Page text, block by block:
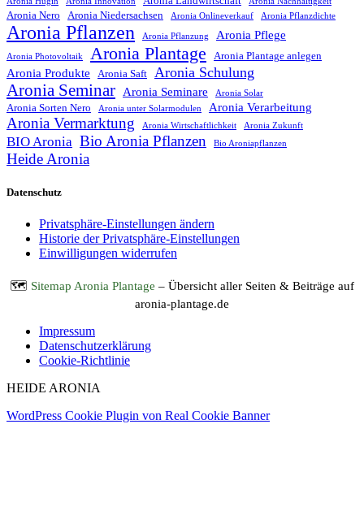
Aronia Nero Aronia Niedersachsen Aronia Onlineverkauf Aronia Pflanzdichte
Aronia Pflanzen Aronia Pflanzung Aronia Pflege
Aronia Photovoltaik Aronia Plantage Aronia Plantage anlegen
Aronia Produkte Aronia Saft Aronia Schulung
Aronia Seminar Aronia Seminare Aronia Solar
Aronia Sorten Nero Aronia unter Solarmodulen Aronia Verarbeitung
Aronia Vermarktung Aronia Wirtschaftlichkeit Aronia Zukunft
BIO Aronia Bio Aronia Pflanzen Bio Aroniapflanzen
Heide Aronia
Datenschutz
Privatsphäre-Einstellungen ändern
Historie der Privatsphäre-Einstellungen
Einwilligungen widerrufen
🗺️ Sitemap Aronia Plantage – Übersicht aller Seiten & Beiträge auf
aronia-plantage.de
Impressum
Datenschutzerklärung
Cookie-Richtlinie
HEIDE ARONIA
WordPress Cookie Plugin von Real Cookie Banner